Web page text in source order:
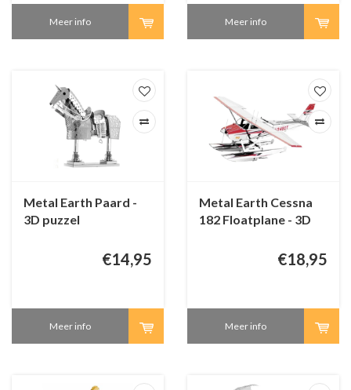
Meer info Meer info
Metal Earth Paard -
3D puzzel
€14,95
Meer info
Metal Earth Cessna
182 Floatplane - 3D
€18,95
Meer info